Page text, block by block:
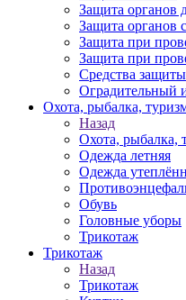
Защита органов
Защита органов
Защита при
Защита при
Средства
Оградительный
Охота, рыбалка,
Назад
Охота, рыбалка,
Одежда летняя
Одежда
Обувь
Головные уборы
Трикотаж
Трикотаж
Назад
Трикотаж